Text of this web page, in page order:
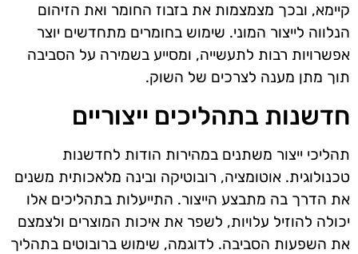
קיימא, ובכך מצמצמות את בזבוז החומר ואת הזיהום
הנלווה לייצור המוני. שימוש בחומרים מתחדשים יוצר
אפשרויות רבות לתעשייה, ומסייע בשמירה על הסביבה
תוך מתן מענה לצרכים של השוק.
חדשנות בתהליכים ייצוריים
תהליכי ייצור משתנים במהירות הודות לחדשנות
טכנולוגית. אוטומציה, רובוטיקה ובינה מלאכותית משנים
את הדרך בה מתבצע הייצור. התייעלות בתהליכים אלו
יכולה להוזיל עלויות, לשפר את איכות המוצרים ולצמצם
את השפעות הסביבה. לדוגמה, שימוש ברובוטים בתהליך